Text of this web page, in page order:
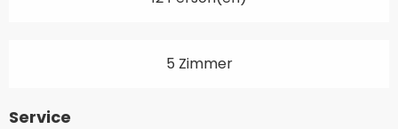
5 Zimmer
Service